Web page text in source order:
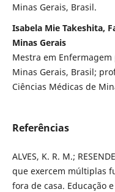
Minas Gerais, Brasil.
Isabela Mie Takeshita,
Minas Gerais
Mestra em
Minas Gerais, Brasil;
Ciências Médicas de
Referências
ALVES, K. R. M.;
que exercem múltiplas
fora de casa. Educação